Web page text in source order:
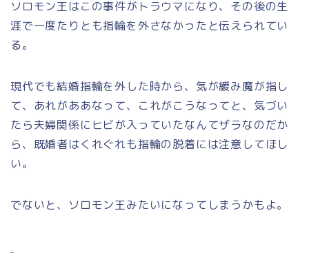
ソロモン王はこの事件がトラウマになり、その後の生
涯で一度たりとも指輪を外さなかったと伝えられてい
る。
現代でも結婚指輪を外した時から、気が緩み魔が指し
て、あれがああなって、これがこうなってと、気づい
たら夫婦関係にヒビが入っていたなんてザラなのだか
ら、既婚者はくれぐれも指輪の脱着には注意してほし
い。
でないと、ソロモン王みたいになってしまうかもよ。